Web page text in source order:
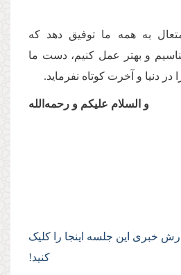
متعال به همه ما توفیق دهد که
و بهتر عمل کنیم، دست ما
دنیا و آخرت کوتاه نفرماید.
و السلام علیکم و رحمه‌الله
خبری این جلسه اینجا را کلیک
کنید!